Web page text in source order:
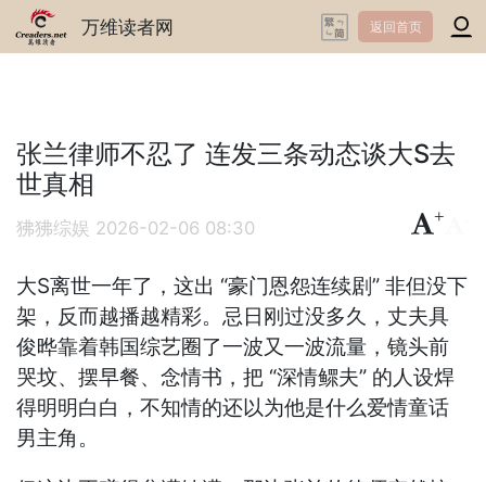
万维读者网 返回首页
张兰律师不忍了 连发三条动态谈大S去
世真相
狒狒综娱 2026-02-06 08:30
+
大S离世一年了，这出 “豪门恩怨连续剧” 非但没下
架，反而越播越精彩。忌日刚过没多久，丈夫具
俊晔靠着韩国综艺圈了一波又一波流量，镜头前
哭坟、摆早餐、念情书，把 “深情鳏夫” 的人设焊
得明明白白，不知情的还以为他是什么爱情童话
男主角。